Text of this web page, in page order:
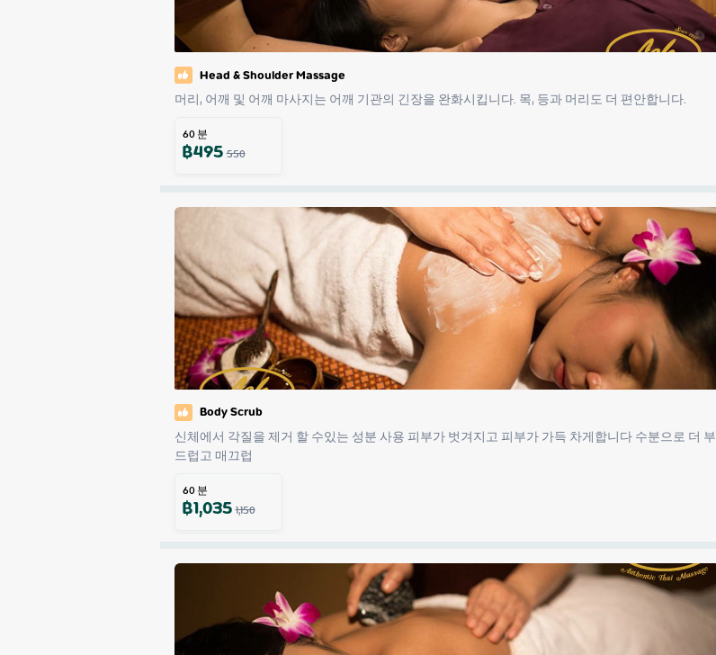
Head & Shoulder Massage
머리, 어깨 및 어깨 마사지는 어깨 기관의 긴장을 완화시킵니다. 목, 등과 머리도 더 편안합니다.
60분
฿495550
Body Scrub
신체에서 각질을 제거 할 수있는 성분 사용 피부가 벗겨지고 피부가 가득 차게합니다 수분으로 더 부
드럽고 매끄럽
60분
฿1,0351,150